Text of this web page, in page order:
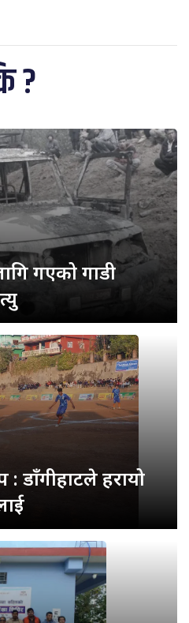
?
गएको गाडी
: डाँगीहाटले हरायो